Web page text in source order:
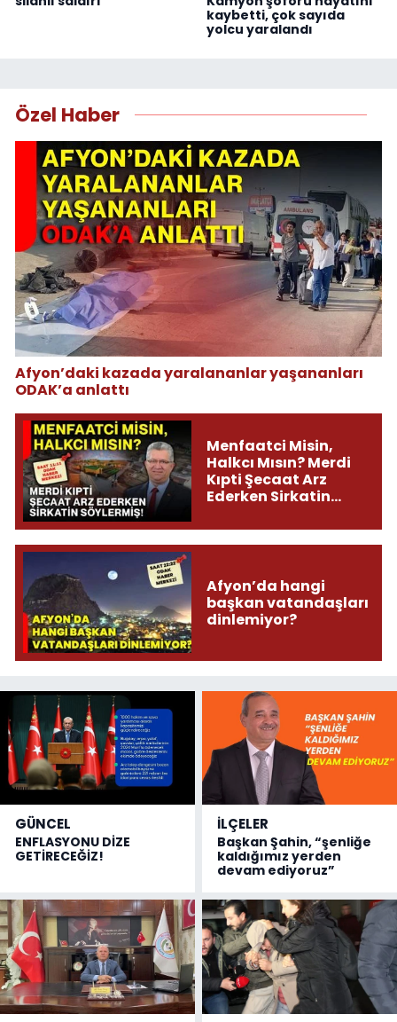
kaybetti, çok sayıda
yolcu yaralandı
Özel Haber
Afyon’daki kazada yaralananlar yaşananları
ODAK’a anlattı
Menfaatci Misin,
Halkcı Mısın? Merdi
Kıpti Şecaat Arz
Ederken Sirkatin
Afyon’da hangi
başkan vatandaşları
dinlemiyor?
GÜNCEL
ENFLASYONU DİZE
GETİRECEĞİZ!
İLÇELER
Başkan Şahin, “şenliğe
kaldığımız yerden
devam ediyoruz”